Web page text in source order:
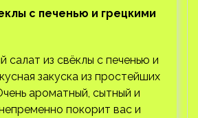
с печенью и грецкими
салат из свёклы с печенью и
закуска из простейших
ароматный, сытный и
покорит вас и